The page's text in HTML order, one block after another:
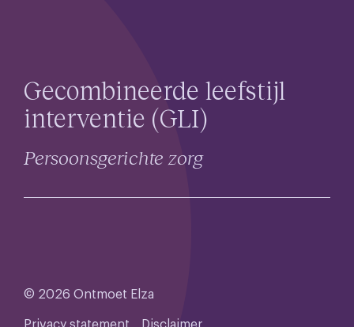
Gecombineerde leefstijl
interventie (GLI)
Persoonsgerichte zorg
© 2026 Ontmoet Elza